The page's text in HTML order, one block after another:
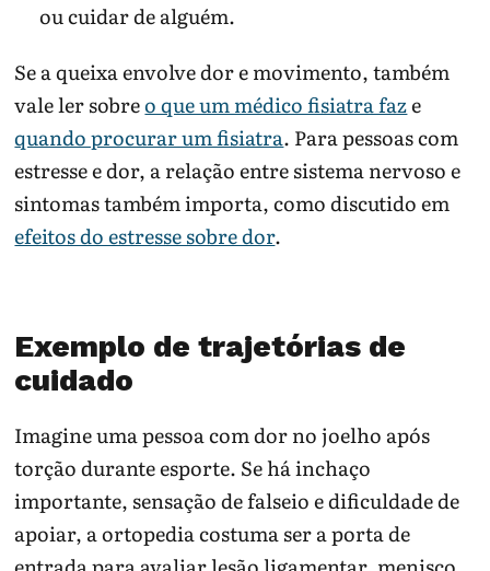
ou cuidar de alguém.
Se a queixa envolve dor e movimento, também
vale ler sobreo que um médico fisiatra faze
quando procurar um fisiatra. Para pessoas com
estresse e dor, a relação entre sistema nervoso e
sintomas também importa, como discutido em
efeitos do estresse sobre dor.
Exemplo de trajetórias de
cuidado
Imagine uma pessoa com dor no joelho após
torção durante esporte. Se há inchaço
importante, sensação de falseio e dificuldade de
apoiar, a ortopedia costuma ser a porta de